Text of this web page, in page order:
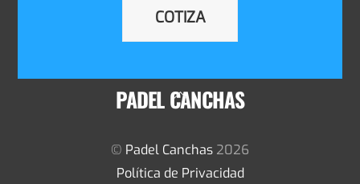
COTIZA
Back
Top
PADEL CANCHAS
© Padel Canchas 2026
Política de Privacidad